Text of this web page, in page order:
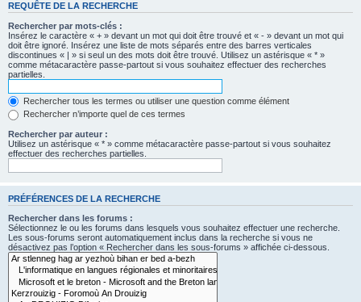
REQUÊTE DE LA RECHERCHE
Rechercher par mots-clés :
Insérez le caractère « + » devant un mot qui doit être trouvé et « - » devant un mot qui
doit être ignoré. Insérez une liste de mots séparés entre des barres verticales
discontinues « | » si seul un des mots doit être trouvé. Utilisez un astérisque « * »
comme métacaractère passe-partout si vous souhaitez effectuer des recherches
partielles.
Rechercher tous les termes ou utiliser une question comme élément
Rechercher n’importe quel de ces termes
Rechercher par auteur :
Utilisez un astérisque « * » comme métacaractère passe-partout si vous souhaitez
effectuer des recherches partielles.
PRÉFÉRENCES DE LA RECHERCHE
Rechercher dans les forums :
Sélectionnez le ou les forums dans lesquels vous souhaitez effectuer une recherche.
Les sous-forums seront automatiquement inclus dans la recherche si vous ne
désactivez pas l’option « Rechercher dans les sous-forums » affichée ci-dessous.